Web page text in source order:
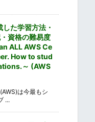
た学習方法・
資格の難易度
ALL AWS Ce
How to stud
～ (AWS
は今最もシ
...